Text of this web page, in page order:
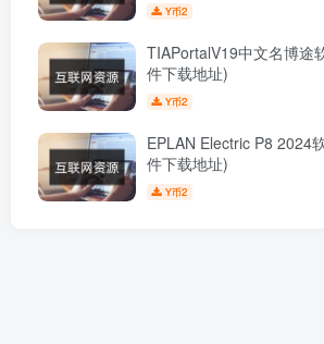
Y币2
TIAPortalV19中文名博途
件下载地址)
Y币2
EPLAN Electric P8 2024
件下载地址)
Y币2